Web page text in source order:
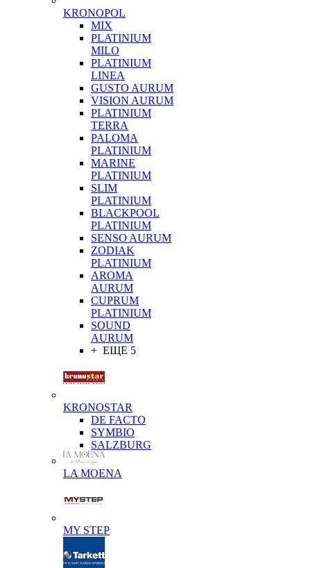
KRONOPOL
MIX
PLATINIUM
MILO
PLATINIUM
LINEA
GUSTO AURUM
VISION AURUM
PLATINIUM
TERRA
PALOMA
PLATINIUM
MARINE
PLATINIUM
SLIM
PLATINIUM
BLACKPOOL
PLATINIUM
SENSO AURUM
ZODIAK
PLATINIUM
AROMA
AURUM
CUPRUM
PLATINIUM
SOUND
AURUM
+ ЕЩЕ 5
KRONOSTAR
DE FACTO
SYMBIO
SALZBURG
LA MOENA
MY STEP